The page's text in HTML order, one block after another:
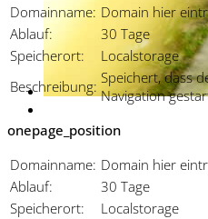
Domainname: Domain hier
Ablauf:
30 Tage
Speicherort:
Localstorage
Beschreibung: Speichert, dass
Navigation
onepage_position
Domainname: Domain hier
Ablauf:
30 Tage
Speicherort:
Localstorage